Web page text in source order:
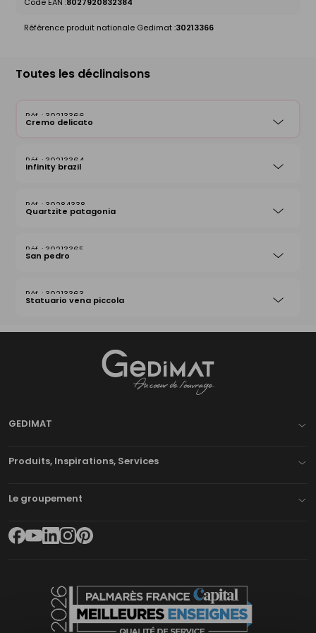
Référence produit nationale Gedimat :30213366
Toutes les déclinaisons
30213366
Cremo delicato
30213364
Infinity brazil
30284338
Quartzite patagonia
30213365
San pedro
30213363
Statuario vena piccola
GEDIMAT
Produits, Inspirations, Services
Le groupement